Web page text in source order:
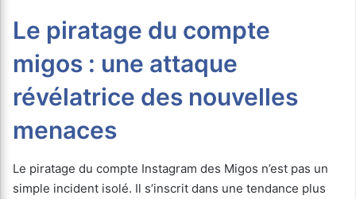
Le piratage du compte
migos : une attaque
révélatrice des nouvelles
menaces
Le piratage du compte Instagram des Migos n’est pas un
simple incident isolé. Il s’inscrit dans une tendance plus